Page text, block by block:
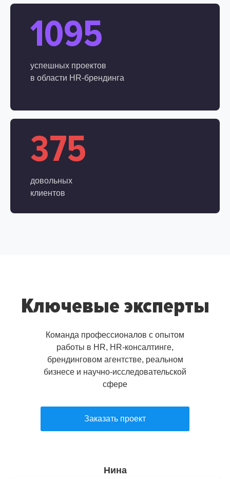
1095
успешных проектов
в области HR-брендинга
375
довольных
клиентов
Ключевые эксперты
Команда профессионалов с опытом
работы в HR, HR-консалтинге,
брендинговом агентстве, реальном
бизнесе и научно-исследовательской
сфере
Заказать проект
Нина